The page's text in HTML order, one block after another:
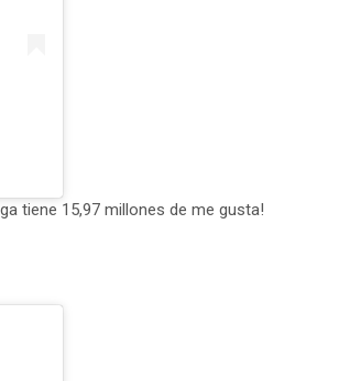
tiene 15,97 millones de me gusta!